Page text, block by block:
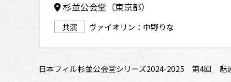
杉並公会堂（東京都）
共演 ヴァイオリン：中野りな
日本フィル杉並公会堂シリーズ2024-2025 第4回 魅